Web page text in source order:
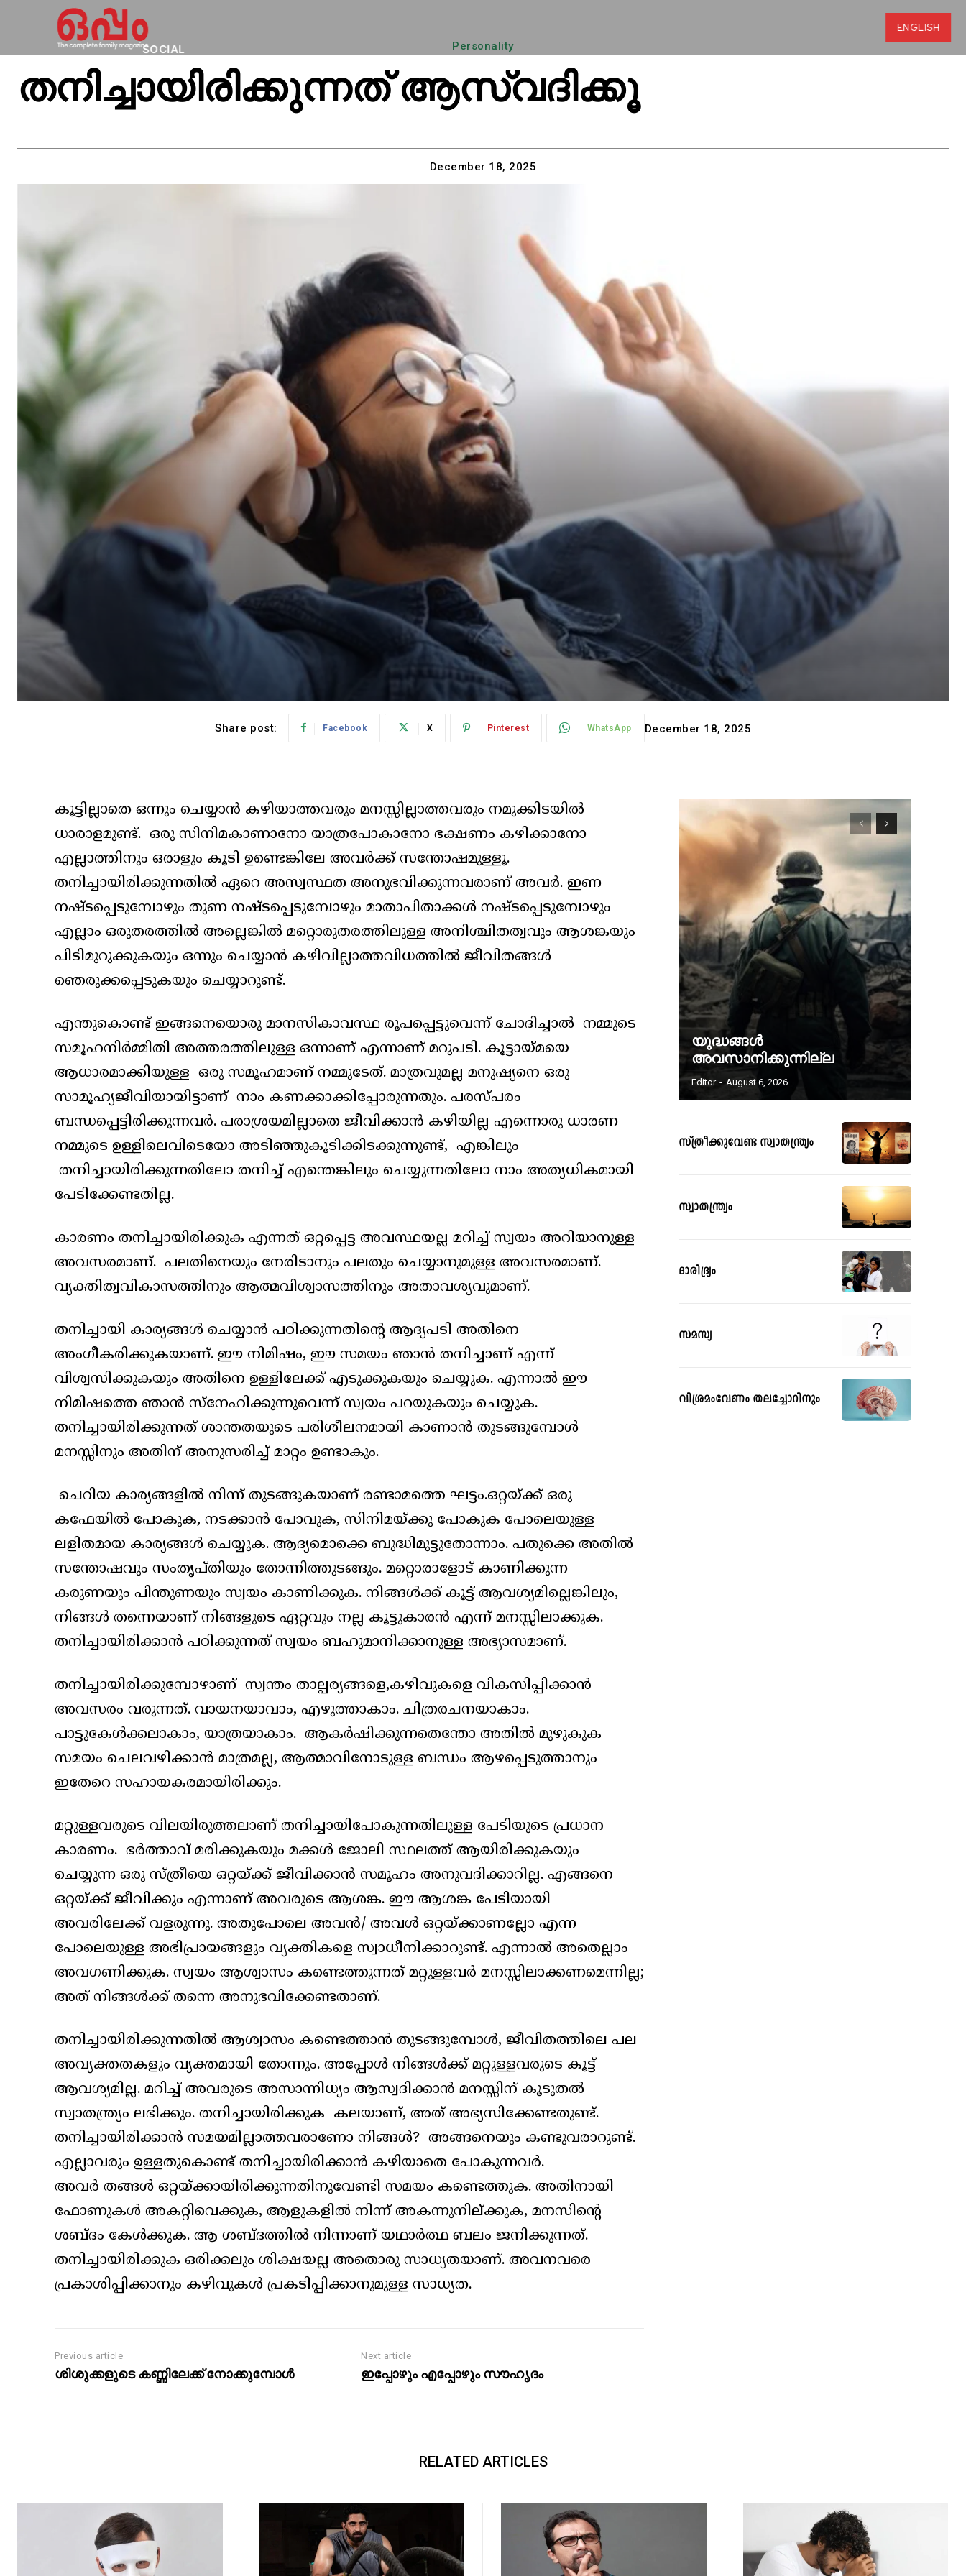
SOCIAL
ENGLISH
Personality
തനിച്ചായിരിക്കുന്നത് ആസ്വദിക്കൂ
December 18, 2025
Share post: Facebook X Pinterest WhatsApp December 18, 2025
കൂട്ടില്ലാതെ ഒന്നും ചെയ്യാൻ കഴിയാത്തവരും മനസ്സില്ലാത്തവരും നമുക്കിടയിൽ
ധാരാളമുണ്ട്. ഒരു സിനിമകാണാനോ യാത്രപോകാനോ ഭക്ഷണം കഴിക്കാനോ
എല്ലാത്തിനും ഒരാളും കൂടി ഉണ്ടെങ്കിലേ അവർക്ക് സന്തോഷമുള്ളൂ.
തനിച്ചായിരിക്കുന്നതിൽ ഏറെ അസ്വസ്ഥത അനുഭവിക്കുന്നവരാണ് അവർ. ഇണ
നഷ്ടപ്പെടുമ്പോഴും തുണ നഷ്ടപ്പെടുമ്പോഴും മാതാപിതാക്കൾ നഷ്ടപ്പെടുമ്പോഴും
എല്ലാം ഒരുതരത്തിൽ അല്ലെങ്കിൽ മറ്റൊരുതരത്തിലുള്ള അനിശ്ചിതത്വവും ആശങ്കയും
പിടിമുറുക്കുകയും ഒന്നും ചെയ്യാൻ കഴിവില്ലാത്തവിധത്തിൽ ജീവിതങ്ങൾ
ഞെരുക്കപ്പെടുകയും ചെയ്യാറുണ്ട്.
എന്തുകൊണ്ട് ഇങ്ങനെയൊരു മാനസികാവസ്ഥ രൂപപ്പെട്ടുവെന്ന് ചോദിച്ചാൽ നമ്മുടെ
സമൂഹനിർമ്മിതി അത്തരത്തിലുള്ള ഒന്നാണ് എന്നാണ് മറുപടി. കൂട്ടായ്മയെ
ആധാരമാക്കിയുള്ള ഒരു സമൂഹമാണ് നമ്മുടേത്. മാത്രവുമല്ല മനുഷ്യനെ ഒരു
സാമൂഹ്യജീവിയായിട്ടാണ് നാം കണക്കാക്കിപ്പോരുന്നതും. പരസ്പരം
ബന്ധപ്പെട്ടിരിക്കുന്നവർ. പരാശ്രയമില്ലാതെ ജീവിക്കാൻ കഴിയില്ല എന്നൊരു ധാരണ
നമ്മുടെ ഉള്ളിലെവിടെയോ അടിഞ്ഞുകൂടിക്കിടക്കുന്നുണ്ട്, എങ്കിലും
തനിച്ചായിരിക്കുന്നതിലോ തനിച്ച് എന്തെങ്കിലും ചെയ്യുന്നതിലോ നാം അത്യധികമായി
പേടിക്കേണ്ടതില്ല.
കാരണം തനിച്ചായിരിക്കുക എന്നത് ഒറ്റപ്പെട്ട അവസ്ഥയല്ല മറിച്ച് സ്വയം അറിയാനുള്ള
അവസരമാണ്. പലതിനെയും നേരിടാനും പലതും ചെയ്യാനുമുള്ള അവസരമാണ്.
വ്യക്തിത്വവികാസത്തിനും ആത്മവിശ്വാസത്തിനും അതാവശ്യവുമാണ്.
തനിച്ചായി കാര്യങ്ങൾ ചെയ്യാൻ പഠിക്കുന്നതിന്റെ ആദ്യപടി അതിനെ
അംഗീകരിക്കുകയാണ്. ഈ നിമിഷം, ഈ സമയം ഞാൻ തനിച്ചാണ് എന്ന്
വിശ്വസിക്കുകയും അതിനെ ഉള്ളിലേക്ക് എടുക്കുകയും ചെയ്യുക. എന്നാൽ ഈ
നിമിഷത്തെ ഞാൻ സ്നേഹിക്കുന്നുവെന്ന് സ്വയം പറയുകയും ചെയ്യുക.
തനിച്ചായിരിക്കുന്നത് ശാന്തതയുടെ പരിശീലനമായി കാണാൻ തുടങ്ങുമ്പോൾ
മനസ്സിനും അതിന് അനുസരിച്ച് മാറ്റം ഉണ്ടാകും.
ചെറിയ കാര്യങ്ങളിൽ നിന്ന് തുടങ്ങുകയാണ് രണ്ടാമത്തെ ഘട്ടം.ഒറ്റയ്ക്ക് ഒരു
കഫേയിൽ പോകുക, നടക്കാൻ പോവുക, സിനിമയ്ക്കു പോകുക പോലെയുള്ള
ലളിതമായ കാര്യങ്ങൾ ചെയ്യുക. ആദ്യമൊക്കെ ബുദ്ധിമുട്ടുതോന്നാം. പതുക്കെ അതിൽ
സന്തോഷവും സംതൃപ്തിയും തോന്നിത്തുടങ്ങും. മറ്റൊരാളോട് കാണിക്കുന്ന
കരുണയും പിന്തുണയും സ്വയം കാണിക്കുക. നിങ്ങൾക്ക് കൂട്ട് ആവശ്യമില്ലെങ്കിലും,
നിങ്ങൾ തന്നെയാണ് നിങ്ങളുടെ ഏറ്റവും നല്ല കൂട്ടുകാരൻ എന്ന് മനസ്സിലാക്കുക.
തനിച്ചായിരിക്കാൻ പഠിക്കുന്നത് സ്വയം ബഹുമാനിക്കാനുള്ള അഭ്യാസമാണ്.
തനിച്ചായിരിക്കുമ്പോഴാണ് സ്വന്തം താല്പര്യങ്ങളെ,കഴിവുകളെ വികസിപ്പിക്കാൻ
അവസരം വരുന്നത്. വായനയാവാം, എഴുത്താകാം. ചിത്രരചനയാകാം.
പാട്ടുകേൾക്കലാകാം, യാത്രയാകാം. ആകർഷിക്കുന്നതെന്തോ അതിൽ മുഴുകുക
സമയം ചെലവഴിക്കാൻ മാത്രമല്ല, ആത്മാവിനോടുള്ള ബന്ധം ആഴപ്പെടുത്താനും
ഇതേറെ സഹായകരമായിരിക്കും.
മറ്റുള്ളവരുടെ വിലയിരുത്തലാണ് തനിച്ചായിപോകുന്നതിലുള്ള പേടിയുടെ പ്രധാന
കാരണം. ഭർത്താവ് മരിക്കുകയും മക്കൾ ജോലി സ്ഥലത്ത് ആയിരിക്കുകയും
ചെയ്യുന്ന ഒരു സ്ത്രീയെ ഒറ്റയ്ക്ക് ജീവിക്കാൻ സമൂഹം അനുവദിക്കാറില്ല. എങ്ങനെ
ഒറ്റയ്ക്ക് ജീവിക്കും എന്നാണ് അവരുടെ ആശങ്ക. ഈ ആശങ്ക പേടിയായി
അവരിലേക്ക് വളരുന്നു. അതുപോലെ അവൻ/ അവൾ ഒറ്റയ്ക്കാണല്ലോ എന്ന
പോലെയുള്ള അഭിപ്രായങ്ങളും വ്യക്തികളെ സ്വാധീനിക്കാറുണ്ട്. എന്നാൽ അതെല്ലാം
അവഗണിക്കുക. സ്വയം ആശ്വാസം കണ്ടെത്തുന്നത് മറ്റുള്ളവർ മനസ്സിലാക്കണമെന്നില്ല;
അത് നിങ്ങൾക്ക് തന്നെ അനുഭവിക്കേണ്ടതാണ്.
തനിച്ചായിരിക്കുന്നതിൽ ആശ്വാസം കണ്ടെത്താൻ തുടങ്ങുമ്പോൾ, ജീവിതത്തിലെ പല
അവ്യക്തതകളും വ്യക്തമായി തോന്നും. അപ്പോൾ നിങ്ങൾക്ക് മറ്റുള്ളവരുടെ കൂട്ട്
ആവശ്യമില്ല. മറിച്ച് അവരുടെ അസാന്നിധ്യം ആസ്വദിക്കാൻ മനസ്സിന് കൂടുതൽ
സ്വാതന്ത്ര്യം ലഭിക്കും. തനിച്ചായിരിക്കുക കലയാണ്, അത് അഭ്യസിക്കേണ്ടതുണ്ട്.
തനിച്ചായിരിക്കാൻ സമയമില്ലാത്തവരാണോ നിങ്ങൾ? അങ്ങനെയും കണ്ടുവരാറുണ്ട്.
എല്ലാവരും ഉള്ളതുകൊണ്ട് തനിച്ചായിരിക്കാൻ കഴിയാതെ പോകുന്നവർ.
അവർ തങ്ങൾ ഒറ്റയ്ക്കായിരിക്കുന്നതിനുവേണ്ടി സമയം കണ്ടെത്തുക. അതിനായി
ഫോണുകൾ അകറ്റിവെക്കുക, ആളുകളിൽ നിന്ന് അകന്നുനില്ക്കുക, മനസിന്റെ
ശബ്ദം കേൾക്കുക. ആ ശബ്ദത്തിൽ നിന്നാണ് യഥാർത്ഥ ബലം ജനിക്കുന്നത്.
തനിച്ചായിരിക്കുക ഒരിക്കലും ശിക്ഷയല്ല അതൊരു സാധ്യതയാണ്. അവനവരെ
പ്രകാശിപ്പിക്കാനും കഴിവുകൾ പ്രകടിപ്പിക്കാനുമുള്ള സാധ്യത.
Previous article
ശിശുക്കളുടെ കണ്ണിലേക്ക് നോക്കുമ്പോൾ
Next article
ഇപ്പോഴും എപ്പോഴും സൗഹൃദം
യുദ്ധങ്ങൾ
അവസാനിക്കുന്നില്ല
Editor - August 6, 2026
സ്ത്രീക്കുവേണ്ട സ്വാതന്ത്ര്യം
സ്വാതന്ത്ര്യം
ദാരിദ്ര്യം
സമസ്യ
വിശ്രമംവേണം തലച്ചോറിനും
RELATED ARTICLES